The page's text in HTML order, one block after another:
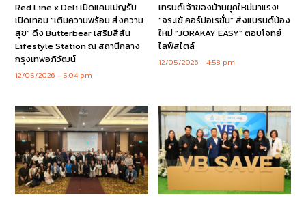
Red Line x Deli เปิดแคมเปญรับ
เปิดเทอม “เติมความพร้อม ส่งความ
สุข” ดึง Butterbear เสริมสีสัน
Lifestyle Station ณ สถานีกลาง
กรุงเทพอภิวัฒน์
12/05/2026 5:04 pm
เทรนด์เจ้าของบ้านยุคใหม่มาแรง!
“จระเข้ คอร์ปอเรชั่น” ส่งแบรนด์น้อง
ใหม่ “JORAKAY EASY” ตอบโจทย์
ไลฟ์สไตล์
12/05/2026 4:58 pm